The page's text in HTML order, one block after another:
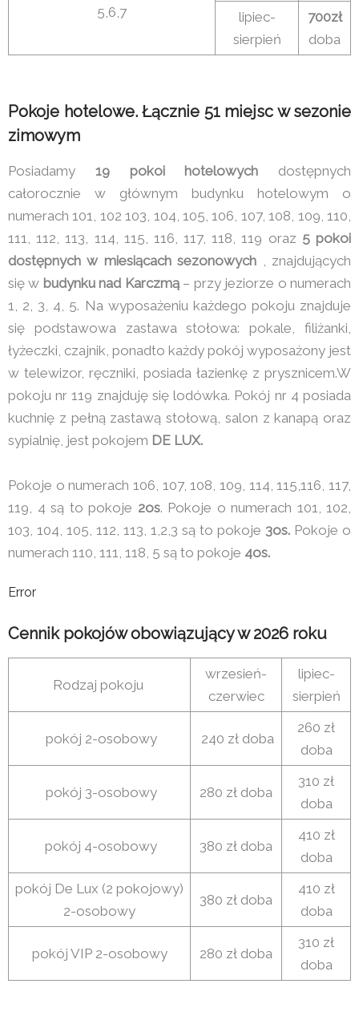
5,6,7
lipiec-
sierpień
700zł
doba
Pokoje hotelowe. Łącznie 51 miejsc w sezonie
zimowym
Posiadamy 19 pokoi hotelowych dostępnych
całorocznie w głównym budynku hotelowym o
numerach 101, 102 103, 104, 105, 106, 107, 108, 109, 110,
111, 112, 113, 114, 115, 116, 117, 118, 119 oraz 5 pokoi
dostępnych w miesiącach sezonowych , znajdujących
się w budynku nad Karczmą– przy jeziorze o numerach
1, 2, 3, 4, 5. Na wyposażeniu każdego pokoju znajduje
się podstawowa zastawa stołowa: pokale, filiżanki,
łyżeczki, czajnik, ponadto każdy pokój wyposażony jest
w telewizor, ręczniki, posiada łazienkę z prysznicem.W
pokoju nr 119 znajduję się lodówka. Pokój nr 4 posiada
kuchnię z pełną zastawą stołową, salon z kanapą oraz
sypialnię, jest pokojem DE LUX.
Pokoje o numerach 106, 107, 108, 109, 114, 115,116, 117,
119, 4 są to pokoje 2os. Pokoje o numerach 101, 102,
103, 104, 105, 112, 113, 1,2,3 są to pokoje 3os. Pokoje o
numerach 110, 111, 118, 5 są to pokoje 4os.
Error
Cennik pokojów obowiązujący w 2026 roku
Rodzaj pokoju
wrzesień-
czerwiec
lipiec-
sierpień
pokój 2-osobowy 240 zł doba
260 zł
doba
pokój 3-osobowy 280 zł doba
310 zł
doba
pokój 4-osobowy 380 zł doba
410 zł
doba
pokój De Lux (2 pokojowy)
2-osobowy
380 zł doba
410 zł
doba
pokój VIP 2-osobowy 280 zł doba
310 zł
doba